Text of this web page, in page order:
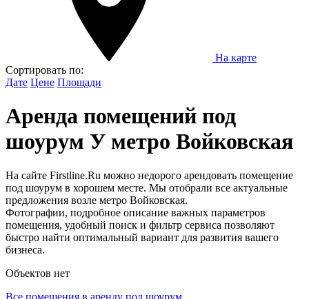
На карте
Сортировать по:
Дате Цене Площади
Аренда помещений под
шоурум У метро Войковская
На сайте Firstline.Ru можно недорого арендовать помещение
под шоурум в хорошем месте. Мы отобрали все актуальные
предложения возле метро Войковская.
Фотографии, подробное описание важных параметров
помещения, удобный поиск и фильтр сервиса позволяют
быстро найти оптимальный вариант для развития вашего
бизнеса.
Объектов нет
Все помещения в аренду под шоурум